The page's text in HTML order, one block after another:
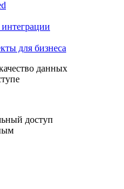
для бизнеса
данных
доступ